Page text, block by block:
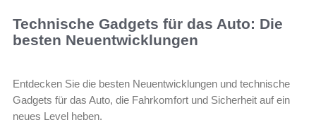
Technische Gadgets für das Auto: Die
besten Neuentwicklungen
Entdecken Sie die besten Neuentwicklungen und technische
Gadgets für das Auto, die Fahrkomfort und Sicherheit auf ein
neues Level heben.